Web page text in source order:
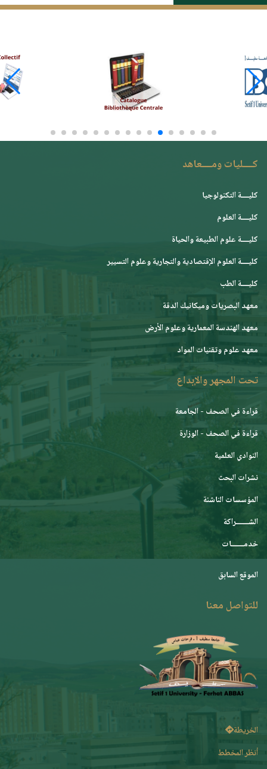
كــــليات ومــــعاهد
كليــــة التكنولوجيا
كليــــة العلوم
كليــــة علوم الطبيعة والحياة
كليــــة العلوم الإقتصادية والتجارية وعلوم التسيير
كليــــة الطب
معهد البصريات وميكانيك الدقة
معهد الهندسة المعمارية وعلوم الأرض
معهد علوم وتقنيات المواد
تحت المجهر والإبداع
قراءة في الصحف - الجامعة
قراءة في الصحف - الوزارة
النوادي العلمية
نشرات البحث
المؤسسات الناشئة
الشـــــــراكة
خدمـــــــات
الموقع السابق
للتواصل معنا
الخريطة
أنظر المخطط